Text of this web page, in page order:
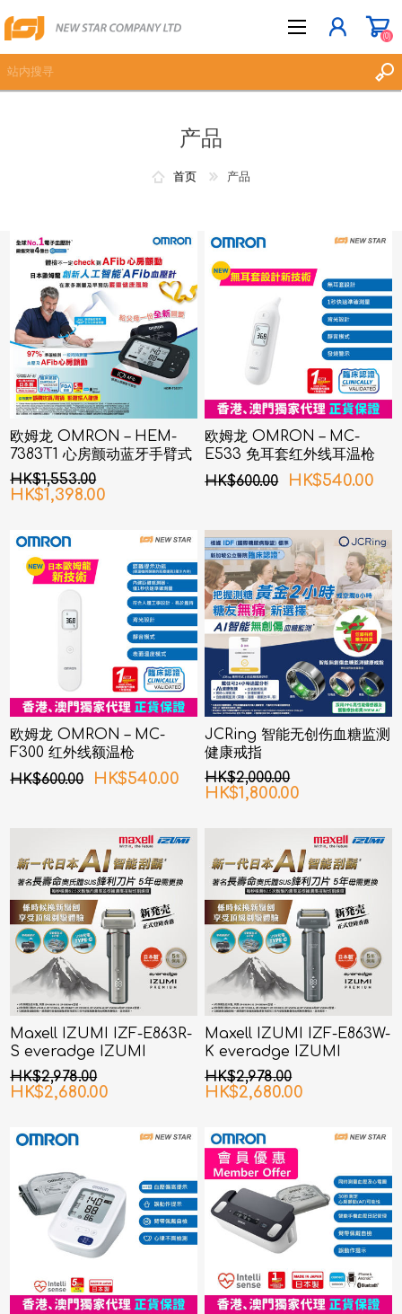
(0)
产品
首页 产品
欧姆龙 OMRON – HEM-
7383T1 心房颤动蓝牙手臂式
血压计
HK$1,553.00
HK$1,398.00
欧姆龙 OMRON – MC-
E533 免耳套红外线耳温枪
HK$600.00
HK$540.00
欧姆龙 OMRON – MC-
F300 红外线额温枪
HK$600.00
HK$540.00
JCRing 智能无创伤血糖监测
健康戒指
HK$2,000.00
HK$1,800.00
Maxell IZUMI IZF-E863R-
S everadge IZUMI
Premium 系列 6刀片AI智能
感应技术电动刮胡刀 (银色)
HK$2,978.00
HK$2,680.00
Maxell IZUMI IZF-E863W-
K everadge IZUMI
Premium 系列 6刀片AI智能
感应技术电动刮胡刀 (黑镍色)
HK$2,978.00
HK$2,680.00